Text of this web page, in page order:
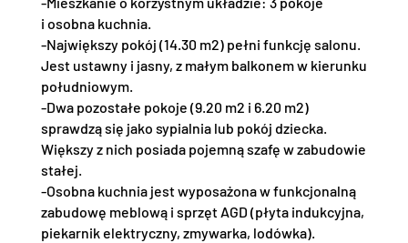
i osobna kuchnia.
-Największy pokój (14.30 m2) pełni funkcję salonu.
Jest ustawny i jasny, z małym balkonem w kierunku
południowym.
-Dwa pozostałe pokoje (9.20 m2 i 6.20 m2)
sprawdzą się jako sypialnia lub pokój dziecka.
Większy z nich posiada pojemną szafę w zabudowie
stałej.
-Osobna kuchnia jest wyposażona w funkcjonalną
zabudowę meblową i sprzęt AGD (płyta indukcyjna,
piekarnik elektryczny, zmywarka, lodówka).